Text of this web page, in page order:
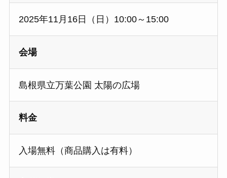
2025年11月16日（日）10:00～15:00
会場
島根県立万葉公園 太陽の広場
料金
入場無料（商品購入は有料）